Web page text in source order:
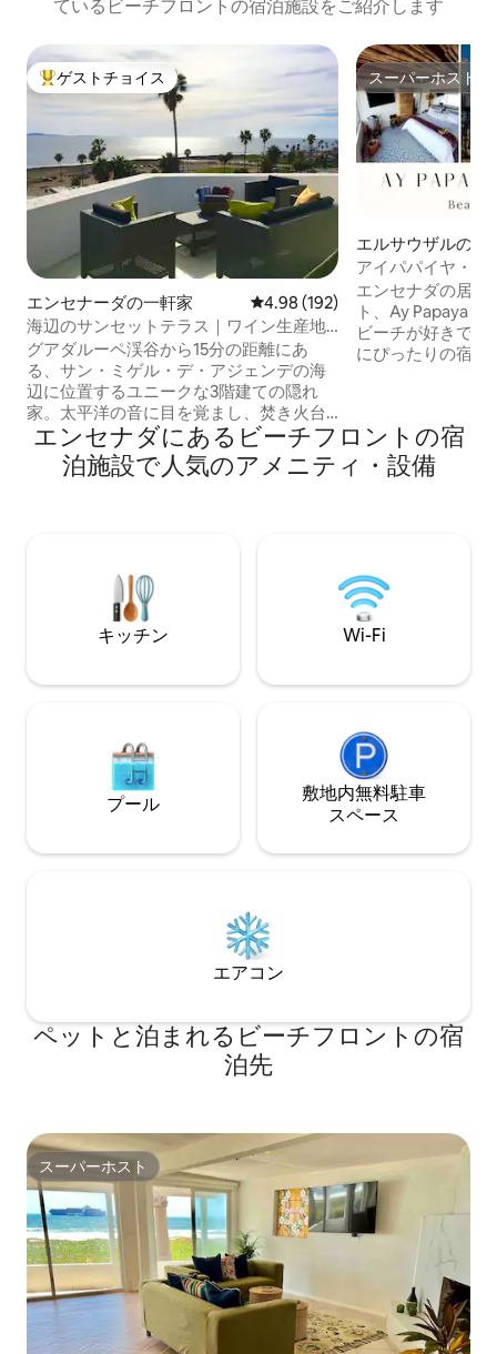
ているビーチフロントの宿泊施設をご紹介します
大好評のゲストチョイスです。
ゲストチョイス
エンセナーダの一軒家 レビュー192件、5つ星中4.98つ
4.98 (192)
海辺のサンセットテラス｜ワイン生産地
まで15分
グアダルーペ渓谷から15分の距離にあ
る、サン・ミゲル・デ・アジェンデの海
辺に位置するユニークな3階建ての隠れ
家。太平洋の音に目を覚まし、焚き火台
のある広大なテラスからエンセナダで最
も美しいサンセットをお楽しみくださ
さい。ビーチとサーフブレイクまでわず
か300フィート（約90メートル）です。
ペット同伴OK：お連れのペットも大歓迎
フォルニア・ライフスタイルは、ここか
スーパーホスト
スーパーホスト
エルサウザルのロ
アイパパイヤ・エ
ビン・ビーチア
エンセナダの居心
ト、Ay Papaya
ビーチが好きで
にぴったりの宿泊
体験をすることができま
セス •バジェ・デ
分、ダウンタウンまで5分 •
エンセナダにあるビーチフロントの宿
泊施設で人気のアメニティ・設備
キッチン Wi-Fi
プール
敷地内無料駐⁠車
ス⁠ペ⁠ー⁠ス
エアコン
ペットと泊まれるビーチフロントの宿
泊先
スーパーホスト
スーパーホスト